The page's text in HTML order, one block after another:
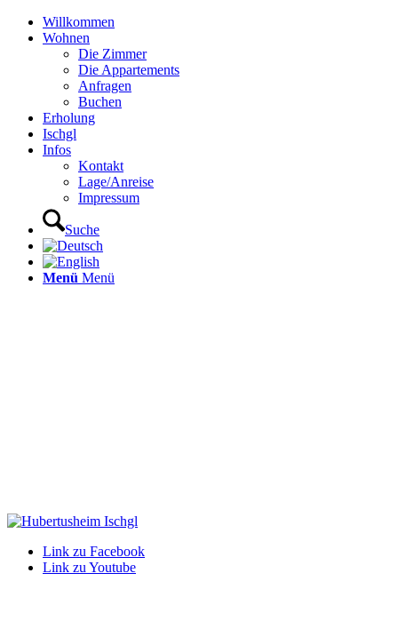
Willkommen
Wohnen
Die Zimmer
Die Appartements
Anfragen
Buchen
Erholung
Ischgl
Infos
Kontakt
Lage/Anreise
Impressum
Suche
Menü Menü
Link zu Facebook
Link zu Youtube